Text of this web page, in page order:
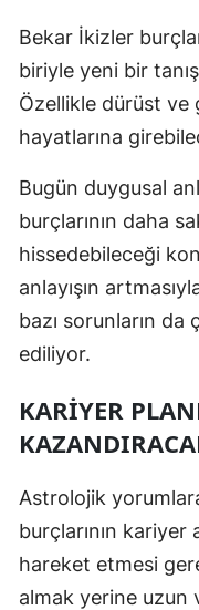
Bekar İkizler
biriyle yeni bir
Özellikle dürüst ve
hayatlarına
Bugün duygusal
burçlarının daha
hissedebileceği
anlayışın
bazı sorunların
ediliyor.
KARIYER
Astrolojik
burçlarının
hareket etmesi
almak yerine uzun